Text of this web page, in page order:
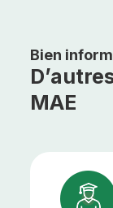
Bien
MAE